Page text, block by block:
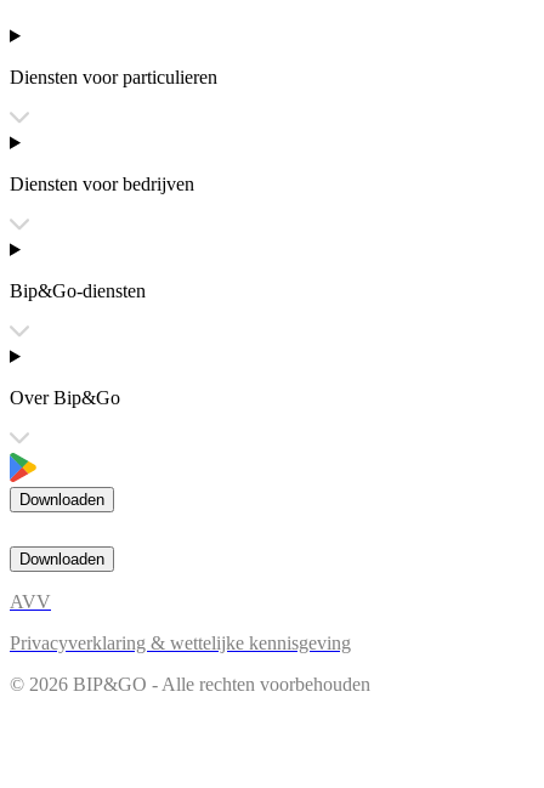
Diensten voor particulieren
Diensten voor bedrijven
Bip&Go-diensten
Over Bip&Go
Downloaden
Downloaden
AVV
Privacyverklaring & wettelijke kennisgeving
© 2026 BIP&GO - Alle rechten voorbehouden